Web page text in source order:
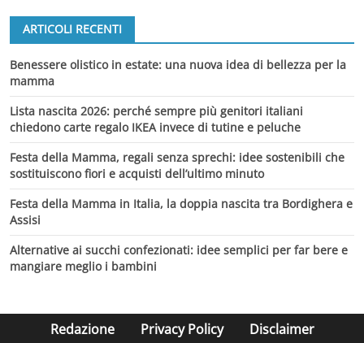
ARTICOLI RECENTI
Benessere olistico in estate: una nuova idea di bellezza per la
mamma
Lista nascita 2026: perché sempre più genitori italiani
chiedono carte regalo IKEA invece di tutine e peluche
Festa della Mamma, regali senza sprechi: idee sostenibili che
sostituiscono fiori e acquisti dell’ultimo minuto
Festa della Mamma in Italia, la doppia nascita tra Bordighera e
Assisi
Alternative ai succhi confezionati: idee semplici per far bere e
mangiare meglio i bambini
Redazione Privacy Policy Disclaimer